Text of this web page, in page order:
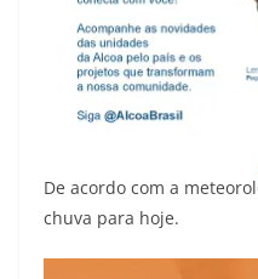
De acordo com a
chuva para hoje.